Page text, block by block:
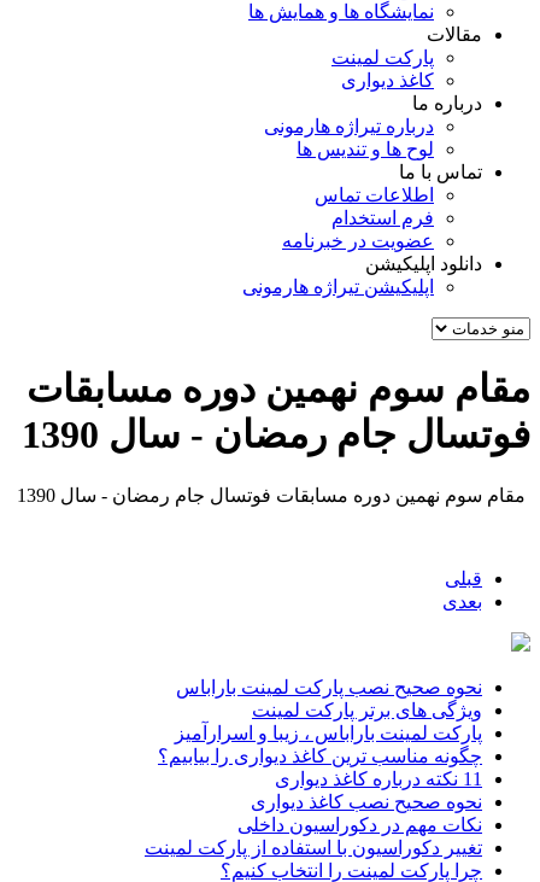
نمایشگاه ها و همایش ها
مقالات
پارکت لمینت
کاغذ دیواری
درباره ما
درباره تیراژه هارمونی
لوح ها و تندیس ها
تماس با ما
اطلاعات تماس
فرم استخدام
عضویت در خبرنامه
دانلود اپلیکیشن
اپلیکیشن تیراژه هارمونی
مقام سوم نهمین دوره مسابقات
فوتسال جام رمضان - سال 1390
مقام سوم نهمین دوره مسابقات فوتسال جام رمضان - سال 1390
قبلی
بعدی
نحوه صحیح نصب پارکت لمینت باراباس
ویژگی های برتر پارکت لمینت
پارکت لمینت باراباس ، زیبا و اسرارآمیز
چگونه مناسب ترین کاغذ دیواری را بیابیم؟
11 نکته درباره کاغذ دیواری
نحوه صحیح نصب کاغذ دیواری
نکات مهم در دکوراسیون داخلی
تغییر دکوراسیون با استفاده از پارکت لمینت
چرا پارکت لمینت را انتخاب کنیم؟